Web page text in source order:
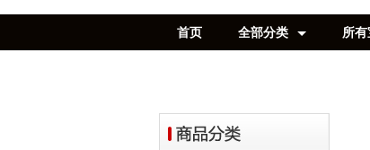
首页 全部分类 所有